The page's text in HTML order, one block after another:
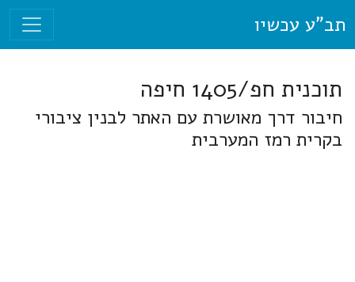
תב"ע עכשיו
תוכנית חפ/1405 חיפה
חיבור דרך מאושרת עם האתר לבנין ציבורי
בקרית רמז המערבית